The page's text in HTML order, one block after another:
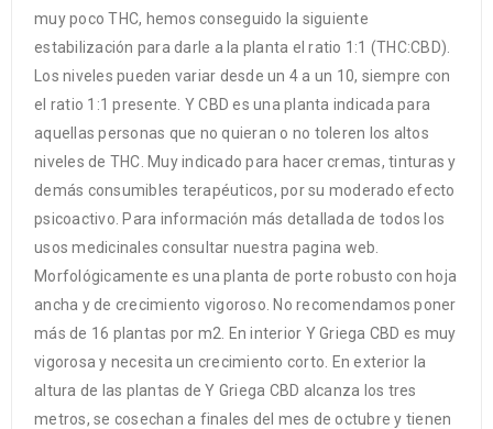
muy poco THC, hemos conseguido la siguiente
estabilización para darle a la planta el ratio 1:1 (THC:CBD).
Los niveles pueden variar desde un 4 a un 10, siempre con
el ratio 1:1 presente. Y CBD es una planta indicada para
aquellas personas que no quieran o no toleren los altos
niveles de THC. Muy indicado para hacer cremas, tinturas y
demás consumibles terapéuticos, por su moderado efecto
psicoactivo. Para información más detallada de todos los
usos medicinales consultar nuestra pagina web.
Morfológicamente es una planta de porte robusto con hoja
ancha y de crecimiento vigoroso. No recomendamos poner
más de 16 plantas por m2. En interior Y Griega CBD es muy
vigorosa y necesita un crecimiento corto. En exterior la
altura de las plantas de Y Griega CBD alcanza los tres
metros, se cosechan a finales del mes de octubre y tienen